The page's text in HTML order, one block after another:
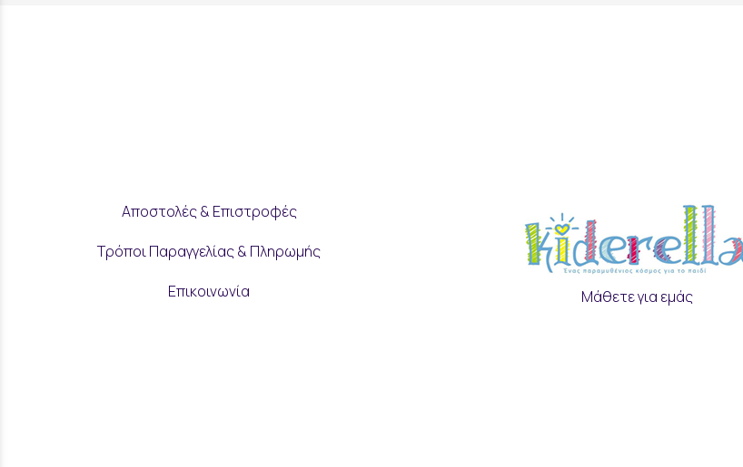
Αποστολές & Επιστροφές
Τρόποι Παραγγελίας & Πληρωμής
Επικοινωνία Μάθετε για εμάς